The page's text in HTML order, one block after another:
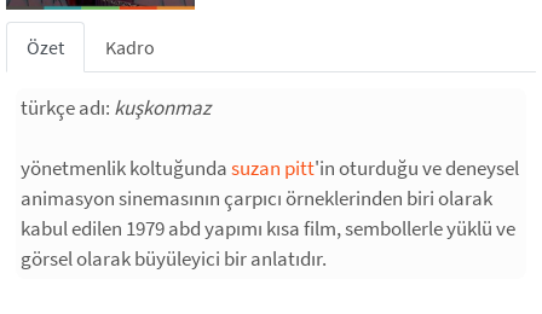
Özet Kadro
türkçe adı: kuşkonmaz
yönetmenlik koltuğundasuzan pitt'in oturduğu ve deneysel
animasyon sinemasının çarpıcı örneklerinden biri olarak
kabul edilen 1979 abd yapımı kısa film, sembollerle yüklü ve
görsel olarak büyüleyici bir anlatıdır.